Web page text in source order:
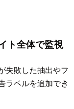
ト全体で監視
失敗した抽出やフ
ラベルを追加でき